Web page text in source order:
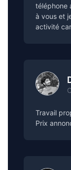
téléphone
à vous et
activité
Travail
Prix